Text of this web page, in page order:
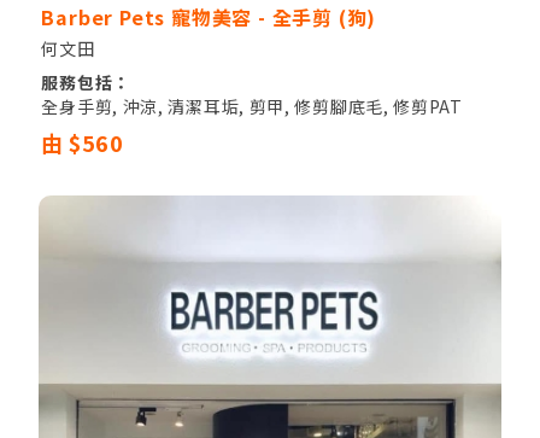
Barber Pets 寵物美容 - 全手剪 (狗)
何文田
服務包括：
全身手剪, 沖涼, 清潔耳垢, 剪甲, 修剪腳底毛, 修剪PAT
PAT毛, 修剪遮蓋眼睛毛, 清潔肛門腺
由 $560